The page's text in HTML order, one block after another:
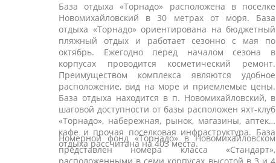
База отдыха «Торнадо» расположена в поселке
Новомихайловский в 30 метрах от моря. База
отдыха «Торнадо» ориентирована на бюджетный
пляжный отдых и работает сезонно с мая по
октябрь. Ежегодно перед началом сезона в
корпусах проводится косметический ремонт.
Преимуществом комплекса являются удобное
расположение, вид на море и приемлемые цены.
База отдыха находится в п. Новомихайловский, в
шаговой доступности от базы расположен яхт-клуб
«Торнадо», набережная, рынок, магазины, аптека,
кафе и прочая поселковая инфраструктура. База
отдыха рассчитана на 403 места.
Номерной фонд «Торнадо» в Новомихайловском
представлен номера класса «Стандарт»,